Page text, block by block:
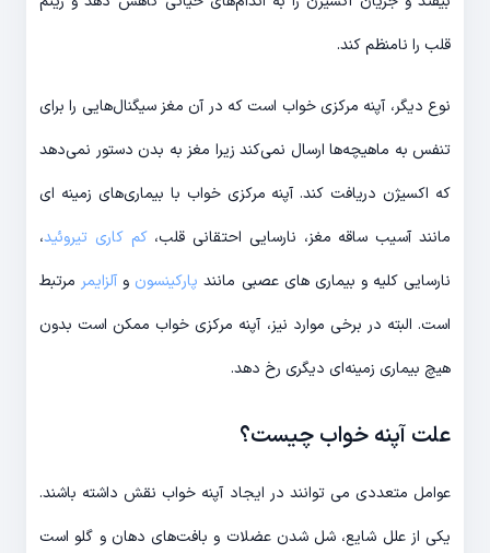
قلب را نامنظم کند.
نوع دیگر، آپنه مرکزی خواب است که در آن مغز سیگنال‌هایی را برای
تنفس به ماهیچه‌ها ارسال نمی‌کند زیرا مغز به بدن دستور نمی‌دهد
که اکسیژن دریافت کند. آپنه مرکزی خواب با بیماری‌های زمینه ای
مانند آسیب ساقه مغز، نارسایی احتقانی قلب،کم کاری تیروئید،
نارسایی کلیه و بیماری های عصبی مانند پارکینسون و آلزایمر مرتبط
است. البته در برخی موارد نیز، آپنه مرکزی خواب ممکن است بدون
هیچ بیماری زمینه‌ای دیگری رخ دهد.
علت آپنه خواب چیست؟
عوامل متعددی می توانند در ایجاد آپنه خواب نقش داشته باشند.
یکی از علل شایع، شل شدن عضلات و بافت‌های دهان و گلو است